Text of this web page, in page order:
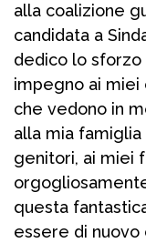
alla coalizione
candidata a
dedico lo sforzo
impegno ai miei
che vedono in
alla mia
genitori, ai miei
questa
essere di